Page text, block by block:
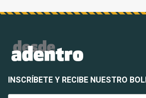
INSCRÍBETE Y RECIBE NUESTRO